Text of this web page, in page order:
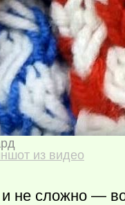
из видео
не сложно —